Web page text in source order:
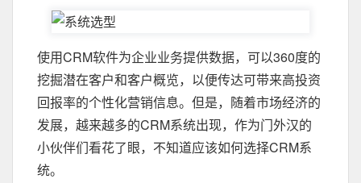
使用CRM软件为企业业务提供数据，可以360度的
挖掘潜在客户和客户概览，以便传达可带来高投资
回报率的个性化营销信息。但是，随着市场经济的
发展，越来越多的CRM系统出现，作为门外汉的
小伙伴们看花了眼，不知道应该如何选择CRM系
统。